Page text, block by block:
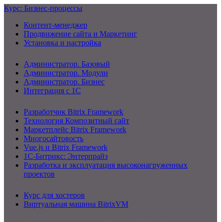
Курс: Бизнес-процессы
Контент-менеджер
Продвижение сайта и Маркетинг
Установка и настройка
Администратор. Базовый
Администратор. Модули
Администратор. Бизнес
Интеграция с 1С
Разработчик Bitrix Framework
Технология Композитный сайт
Маркетплейс Bitrix Framework
Многосайтовость
Vue.js и Bitrix Framework
1С-Битрикс: Энтерпрайз
Разработка и эксплуатация высоконагруженных
проектов
Курс для хостеров
Виртуальная машина BitrixVM